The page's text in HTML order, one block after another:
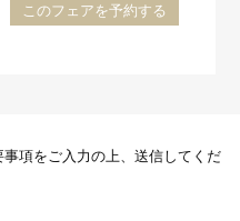
このフェアを予約する